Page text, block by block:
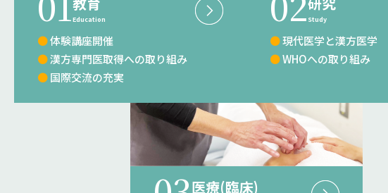
Education
● 体験講座開催
● 漢方専門医取得への取り組み
● 国際交流の充実
Study
● 現代医学と漢方医学
● WHOへの取り組み
医療(臨床)